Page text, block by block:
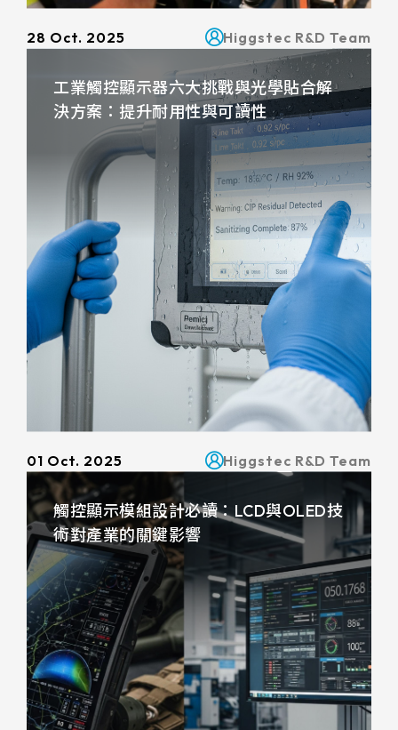
562.98 *332.4* 3.1 mm
376.54 *225.9* 2.1 mm
375.58 * 308* 2.1 mm
444 *264.6* 2.1 mm
409.27 *334* 2.1 mm
511.45*302.92* 3.1 mm
28 Oct. 2025 Higgstec R&D Team
工業觸控顯示器六大挑戰與光學貼合解
決方案：提升耐用性與可讀性
01 Oct. 2025 Higgstec R&D Team
觸控顯示模組設計必讀：LCD與OLED技
術對產業的關鍵影響